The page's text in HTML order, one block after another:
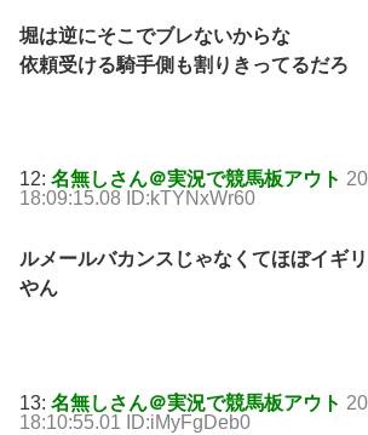
堀は逆にそこでブレないからな
依頼受ける騎手側も割りきってるだろ
12: 名無しさん＠実況で競馬板アウト
18:09:15.08 ID:kTYNxWr60
ルメールバカンスじゃなくてほぼイギ
やん
13: 名無しさん＠実況で競馬板アウト
18:10:55.01 ID:iMyFgDeb0